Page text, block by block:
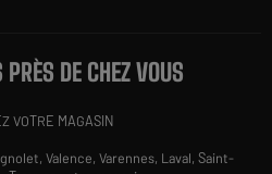
DE CHEZ VOUS
VOTRE MAGASIN
Valence,Varennes, Laval,Saint-